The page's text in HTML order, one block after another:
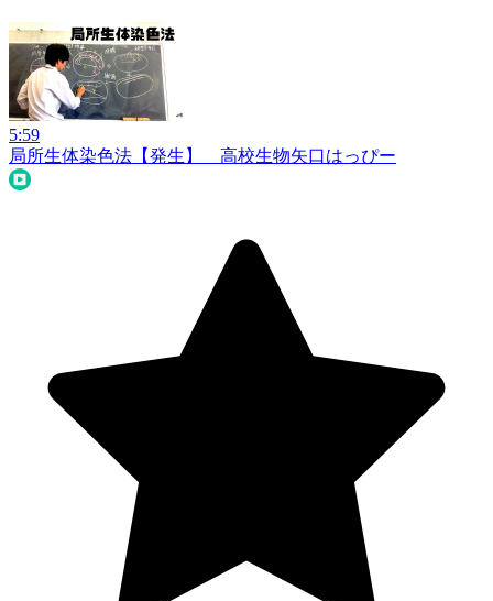
5:59
局所生体染色法【発生】 高校生物矢口はっぴー